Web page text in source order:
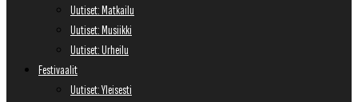
Uutiset: Matkailu
Uutiset: Musiikki
Uutiset: Urheilu
Festivaalit
Uutiset: Yleisesti